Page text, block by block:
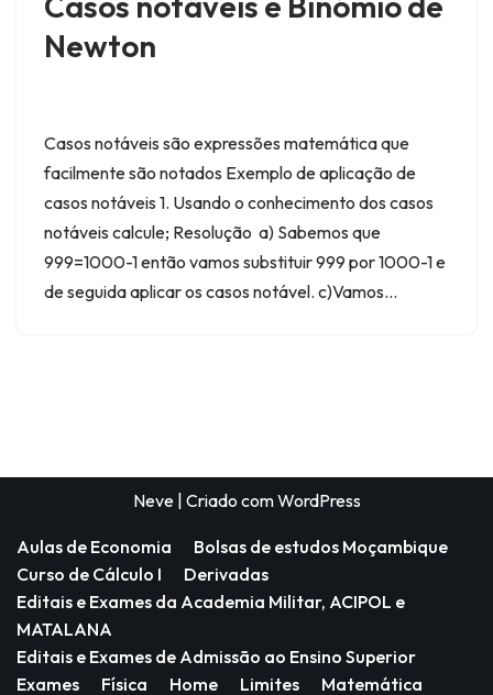
Newton
Casos notáveis são expressões matemática que
facilmente são notados Exemplo de aplicação de
casos notáveis 1. Usando o conhecimento dos casos
notáveis calcule; Resolução a) Sabemos que
999=1000-1 então vamos substituir 999 por 1000-1 e
de seguida aplicar os casos notável. c)Vamos…
Neve| Criado comWordPress
Aulas de Economia
Bolsas de estudos Moçambique
Curso de Cálculo I
Derivadas
Editais e Exames da Academia Militar, ACIPOL e
MATALANA
Editais e Exames de Admissão ao Ensino Superior
Exames
Física Home Limites Matemática